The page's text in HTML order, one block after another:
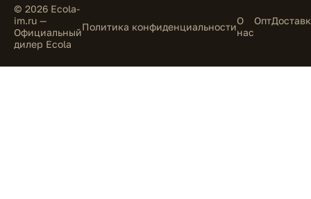
© 2026 Ecola-
im.ru —
Официальный
дилер Ecola
Политика конфиденциальностиО
нас
Опт